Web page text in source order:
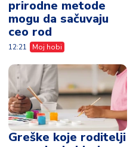
prirodne metode
mogu da sačuvaju
ceo rod
12:21 Moj hobi
Greške koje roditelji